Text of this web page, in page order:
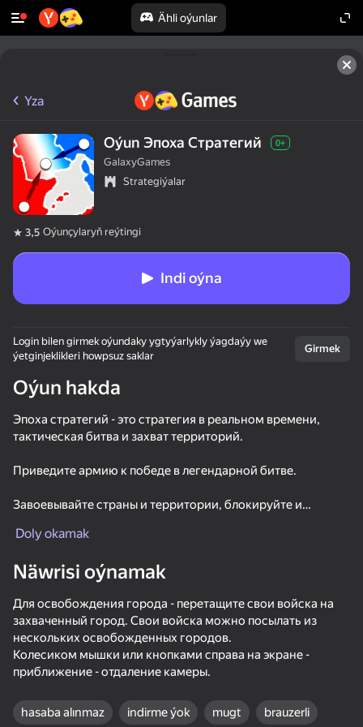
Ähli oýunlar
Bu oýun diňe peýza
ugry goldaýar
Oýun
Yza
Oýun Эпоха Стратегий 0+
GalaxyGames
Strategiýalar
3,5 Oýunçylaryň reýtingi
Indi oýna
Login bilen girmek oýundaky ygtyýarlykly ýagdaýy we
ýetginjeklikleri howpsuz saklar
Girmek
Oýun hakda
Эпоха стратегий - это стратегия в реальном времени,
тактическая битва и захват территорий.
Приведите армию к победе в легендарной битве.
Завоевывайте страны и территории, блокируйте и
земли и защищайте свои земли.
Doly okamak
Näwrisi oýnamak
Для освобождения города - перетащите свои войска на
захваченный город. Свои войска можно посылать из
нескольких освобожденных городов.
Колесиком мышки или кнопками справа на экране -
приближение - отдаление камеры.
hasaba alınmaz indirme ýok mugt brauzerli